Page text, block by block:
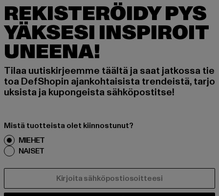
REKISTERÖIDY PYS
YÄKSESI INSPIROIT
UNEENA!
Tilaa uutiskirjeemme täältä ja saat jatkossa tie
toa DefShopin ajankohtaisista trendeistä, tarjo
uksista ja kupongeista sähköpostitse!
Mistä tuotteista olet kiinnostunut?
MIEHET
NAISET